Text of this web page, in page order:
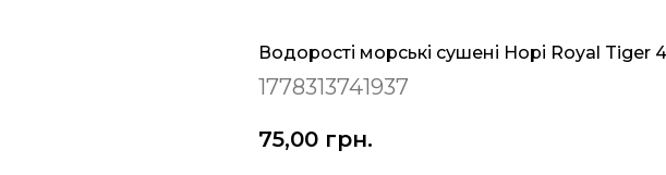
Водорості морські сушені Норі Royal Tiger
1778313741937
75,00 грн.